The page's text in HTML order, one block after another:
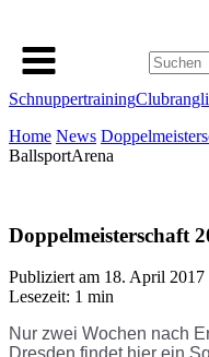
Suchen
nach:
Schnuppertraining
Home News
BallsportArena
Doppelmeisterschaft
Publiziert am 18. April 2017
Lesezeit: 1 min
Nur zwei Wochen nach